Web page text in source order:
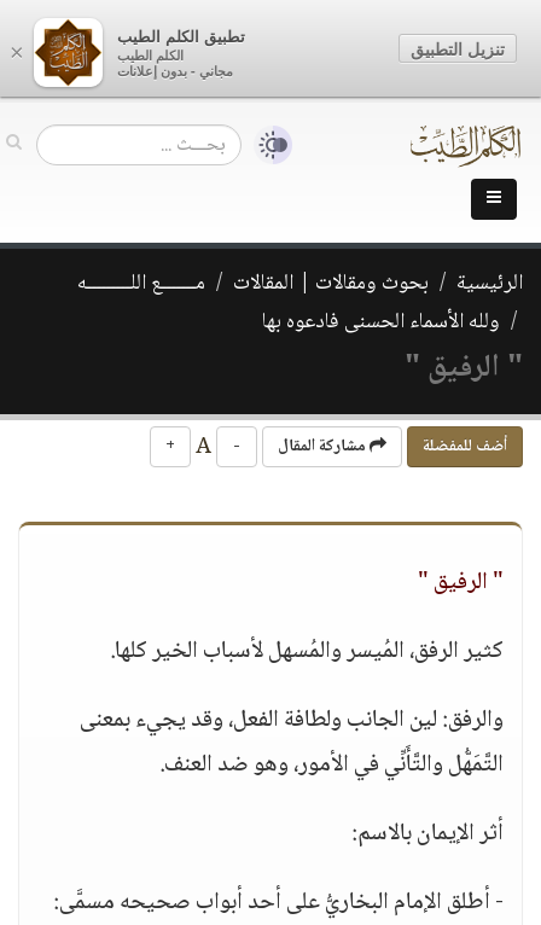
الرئيسية بحوث ومقالات | المقالات
مـــــــع اللـــــــــه
ولله الأسماء الحسنى فادعوه بها
" الرفيق "
أضف للمفضلة مشاركة المقال -
+
" الرفيق "
كثير الرفق، المُيسر والمُسهل لأسباب الخير كلها.
والرفق: لين الجانب ولطافة الفعل، وقد يجيء بمعنى
التَّمَهُّل والتَّأَنِّي في الأمور، وهو ضد العنف.
أثر الإيمان بالاسم:
- أطلق الإمام البخاريُّ على أحد أبواب صحيحه مسمَّى:
×
تطبيق الكلم الطيب
الكلم الطيب
مجاني - بدون إعلانات
تنزيل التطبيق